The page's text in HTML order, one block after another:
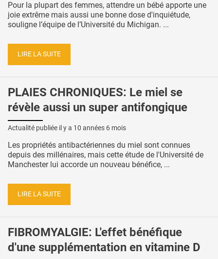
Pour la plupart des femmes, attendre un bébé apporte une
joie extrême mais aussi une bonne dose d'inquiétude,
souligne l’équipe de l’Université du Michigan. ...
LIRE LA SUITE
PLAIES CHRONIQUES: Le miel se
révèle aussi un super antifongique
Actualité publiée il y a 10 années 6 mois
Les propriétés antibactériennes du miel sont connues
depuis des millénaires, mais cette étude de l'Université de
Manchester lui accorde un nouveau bénéfice, ...
LIRE LA SUITE
FIBROMYALGIE: L'effet bénéfique
d'une supplémentation en vitamine D